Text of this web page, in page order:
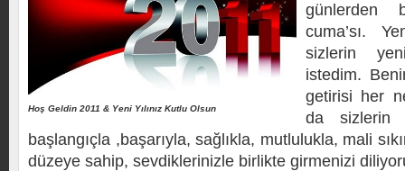
Hoş Geldin 2011 & Yeni Yılınız Kutlu Olsun
günlerden
cuma’sı.
sizlerin
istedim.
getirisi her
da sizlerin
başlangıçla ,başarıyla, sağlıkla, mutlulukla, mali
düzeye sahip, sevdiklerinizle birlikte girmenizi